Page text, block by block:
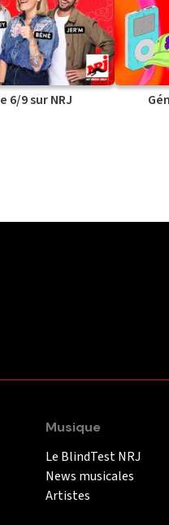
6/9 sur NRJ
Musique
Le BlindTest NRJ
News musicales
Artistes